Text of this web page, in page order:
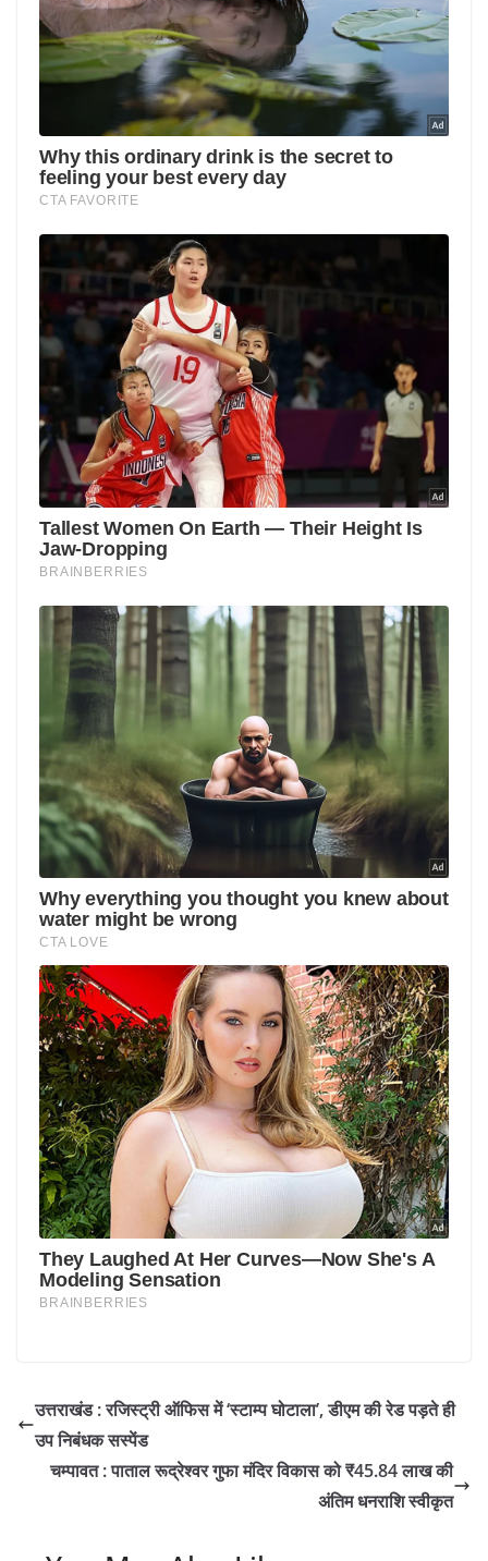
उत्तराखंड : रजिस्ट्री ऑफिस में ‘स्टाम्प घोटाला’, डीएम की रेड पड़ते ही
उप निबंधक सस्पेंड
चम्पावत : पाताल रूद्रेश्वर गुफा मंदिर विकास को ₹45.84 लाख की
अंतिम धनराशि स्वीकृत